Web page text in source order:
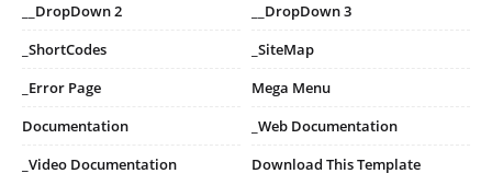
__DropDown 2
__DropDown 3
_ShortCodes
_SiteMap
_Error Page
Mega Menu
Documentation
_Web Documentation
_Video Documentation
Download This Template